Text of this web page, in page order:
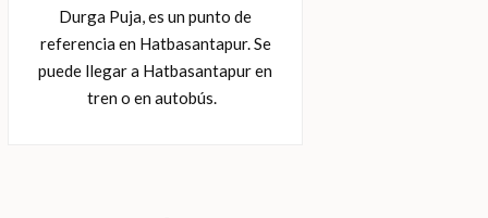
Durga Puja, es un punto de
referencia en Hatbasantapur. Se
puede llegar a Hatbasantapur en
tren o en autobús.